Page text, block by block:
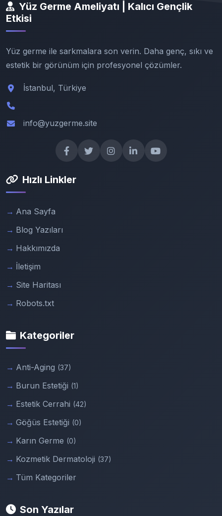
Yüz Germe Ameliyatı | Kalıcı Gençlik
Etkisi
Yüz germe ile sarkmalara son verin. Daha genç, sıkı ve
estetik bir görünüm için profesyonel çözümler.
İstanbul, Türkiye
info@yuzgerme.site
Hızlı Linkler
Ana Sayfa
Blog Yazıları
Hakkımızda
İletişim
Site Haritası
Robots.txt
Kategoriler
Anti-Aging (37)
Burun Estetiği (1)
Estetik Cerrahi (42)
Göğüs Estetiği (0)
Karın Germe (0)
Kozmetik Dermatoloji (37)
Tüm Kategoriler
Son Yazılar